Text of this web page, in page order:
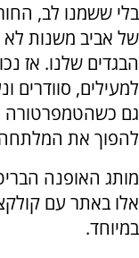
בלי ששמנו לב,
של אביב משנות לא
הבגדים שלנו. אז
למעילים, סוודרים
גם כשהטמפרטורה
להפוך את המלתחה
מותג האופנה
אלו באתר עם
במיוחד.